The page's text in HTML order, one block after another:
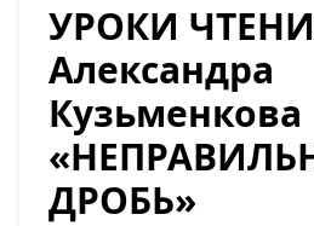
УРОКИ
Александра
Кузьменкова
ДРОБЬ»